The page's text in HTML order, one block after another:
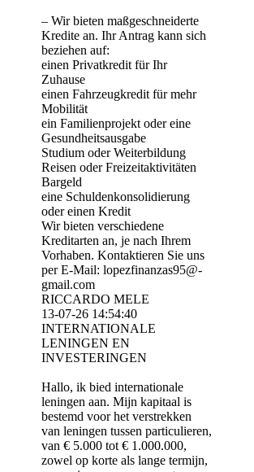
– Wir bieten maßgeschneiderte
Kredite an. Ihr Antrag kann sich
beziehen auf:
einen Privatkredit für Ihr
Zuhause
einen Fahrzeugkredit für mehr
Mobilität
ein Familienprojekt oder eine
Gesundheitsausgabe
Studium oder Weiterbildung
Reisen oder Freizeitaktivitäten
Bargeld
eine Schuldenkonsolidierung
oder einen Kredit
Wir bieten verschiedene
Kreditarten an, je nach Ihrem
Vorhaben. Kontaktieren Sie uns
per E-Mail: lopezfinanzas95@­
gmail.­com
RICCARDO MELE
13-07-26 14:54:40
INTERNATIONALE
LENINGEN EN
INVESTERINGEN
Hallo, ik bied internationale
leningen aan. Mijn kapitaal is
bestemd voor het verstrekken
van leningen tussen particulieren,
van € 5.000 tot € 1.000.000,
zowel op korte als lange termijn,